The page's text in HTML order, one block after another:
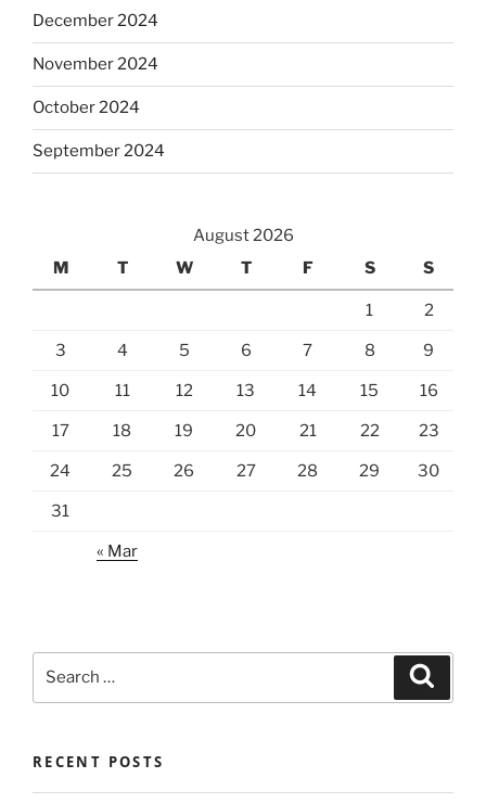
December 2024
November 2024
October 2024
September 2024
August 2026
M
T W T F S S
1 2
3 4 5 6 7 8 9
10 11 12 13 14 15 16
17 18 19 20 21 22 23
24 25 26 27 28 29 30
31
« Mar
RECENT POSTS